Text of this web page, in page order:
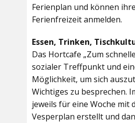
Ferienplan und können
Ferienfreizeit anmelden.
Essen, Trinken,
Das Hortcafe „Zum
sozialer Treffpunkt und
Möglichkeit, um sich
Wichtiges zu besprechen.
jeweils für eine Woche mit
Vesperplan erstellt und